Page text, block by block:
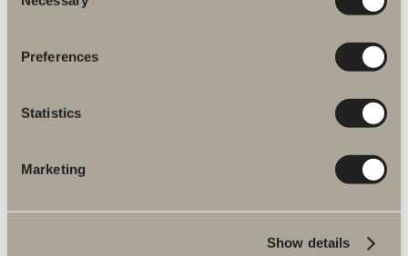
Selection
Preferences
Statistics
Marketing
Show details